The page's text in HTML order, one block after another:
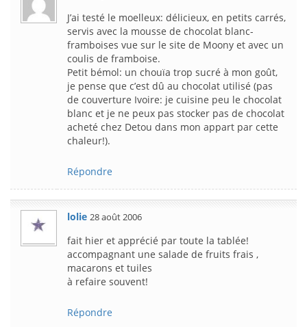
J’ai testé le moelleux: délicieux, en petits carrés,
servis avec la mousse de chocolat blanc-
framboises vue sur le site de Moony et avec un
coulis de framboise.
Petit bémol: un chouïa trop sucré à mon goût,
je pense que c’est dû au chocolat utilisé (pas
de couverture Ivoire: je cuisine peu le chocolat
blanc et je ne peux pas stocker pas de chocolat
acheté chez Detou dans mon appart par cette
chaleur!).
Répondre
lolie 28 août 2006
fait hier et apprécié par toute la tablée!
accompagnant une salade de fruits frais ,
macarons et tuiles
à refaire souvent!
Répondre